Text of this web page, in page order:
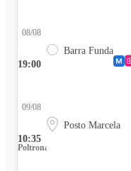
19:00
08/08
Barra Funda
10:35
09/08
Posto Marcela
Poltrona